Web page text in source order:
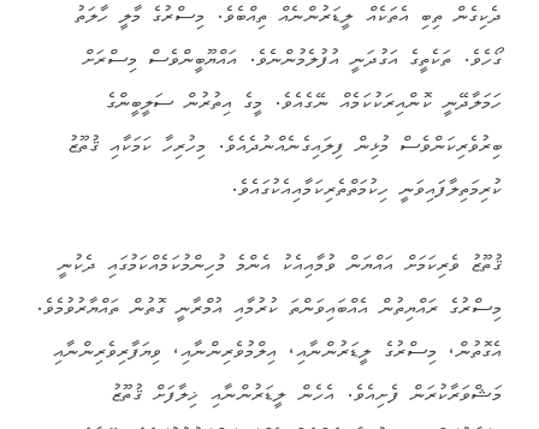
ދެކިގެން ތިބި އެތަކެއް ލީޑަރުންނެއް ތިއްބެވެ. މިސްރުގެ މާލީ ހާލަތު
ގޯހެވެ. ތަކެތީގެ އަގުދަނީ އުފުލެމުންނެވެ. އައްޔޫބީންވެސް މިސްރަށް
ހަމަލާދޭނީ ކޮންއިރަކުކަމެއް ނޭގެއެވެ. މީގެ އިތުރުން ސަލީބީންގެ
ބިރުވެރިކަންވެސް މުޅިން ފިލައިގެނެއްނުދެއެވެ. މިހުރިހާ ކަމަކާއި ޤުތޫޒު
ކުރިމަތިލާފައިވަނީ ހިކުމަތްތެރިކަމާއިއެކުގައެވެ.
ޤުތޫޒު ވެރިކަމަށް އައްޔަން ވުމާއިއެކު އެންމެ މުހިންމުކަމެއްކަމުގައި ދެކުނީ
މިސްރުގެ ރައްޔިތުން އެއްބައިވަންތަ ކުރުމާއި އުމްރާނީ ގޮތުން ތައްޔާރުވުމެވެ.
އެގޮތުން، މިސްރުގެ ލީޑަރުންނާއި، އިލްމުވެރިންނާއި، ވިޔަފާރިވެރިންނާއި
މަޝްވަރާކުރަން ފެށިއެވެ. އެހެން ލީޑަރުންނާއި ޚިލާފަށް ޤުތޫޒު